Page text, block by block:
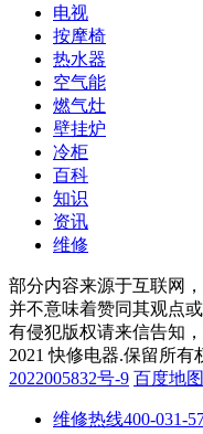
电视
按摩椅
热水器
空气能
燃气灶
壁挂炉
冷柜
百科
知识
资讯
维修
部分内容来源于互联网
并不意味着赞同其观点
有侵犯版权请来信告知
2021 快修电器.保留所有
2022005832号-9 百度地图
维修热线400-031-